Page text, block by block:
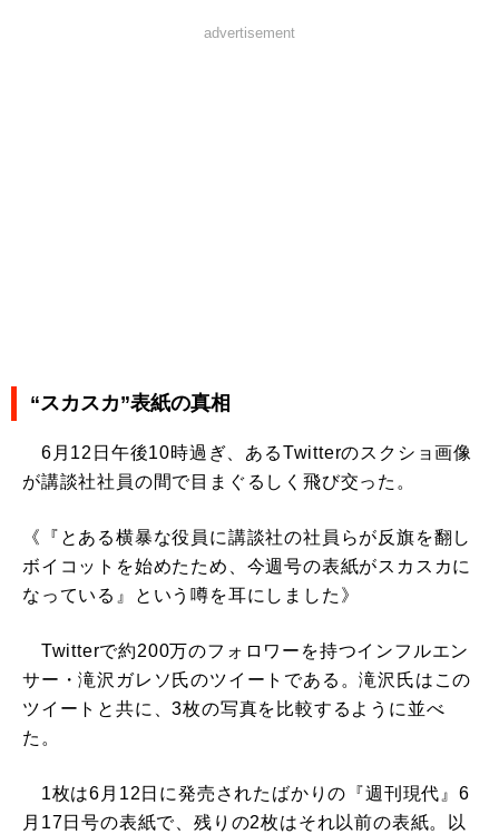
advertisement
“スカスカ”表紙の真相
6月12日午後10時過ぎ、あるTwitterのスクショ画像
が講談社社員の間で目まぐるしく飛び交った。
《『とある横暴な役員に講談社の社員らが反旗を翻し
ボイコットを始めたため、今週号の表紙がスカスカに
なっている』という噂を耳にしました》
Twitterで約200万のフォロワーを持つインフルエン
サー・滝沢ガレソ氏のツイートである。滝沢氏はこの
ツイートと共に、3枚の写真を比較するように並べ
た。
1枚は6月12日に発売されたばかりの『週刊現代』6
月17日号の表紙で、残りの2枚はそれ以前の表紙。以